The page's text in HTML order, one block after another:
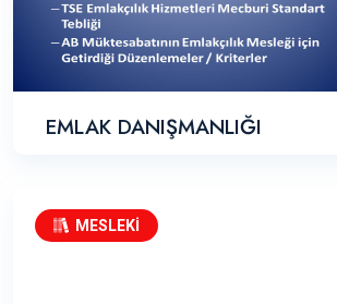
EMLAK DANIŞMANLIĞI
MESLEKİ